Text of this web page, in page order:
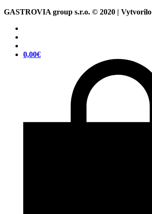
GASTROVIA group s.r.o. © 2020 | Vytvorilo
0,00€